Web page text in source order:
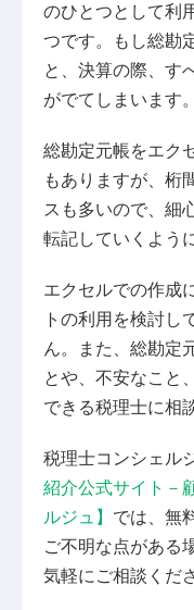
のひとつとして利
つです。もし総勘
と、決算の際、す
がでてしまいます。
総勘定元帳をエク
もありますが、桁
スも多いので、細
転記していくよう
エクセルでの作成
トの利用を検討し
ん。また、総勘定
とや、不安なこと
できる税理士に相
税理士コンシェル
紹介公式サイト－
ルジュ】 では、無
ご不明な点がある
気軽にご相談くだ